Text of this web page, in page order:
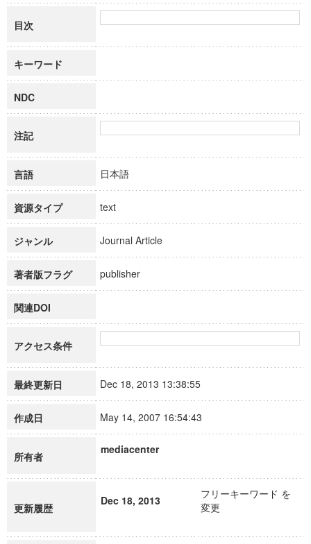
目次
キーワード
NDC
注記
言語 日本語
資源タイプ text
ジャンル Journal Article
著者版フラグ publisher
関連DOI
アクセス条件
最終更新日 Dec 18, 2013 13:38:55
作成日 May 14, 2007 16:54:43
所有者
mediacenter
更新履歴
Dec 18, 2013
フリーキーワード を
変更